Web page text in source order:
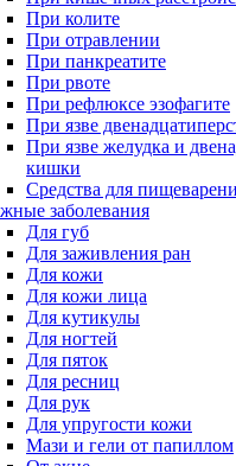
При колите
При отравлении
При панкреатите
При рвоте
При рефлюксе эзофагите
При язве
При язве желудка и
кишки
Средства для
заболевания
Для губ
Для заживления ран
Для кожи
Для кожи лица
Для кутикулы
Для ногтей
Для пяток
Для ресниц
Для рук
Для упругости кожи
Мази и гели от папиллом